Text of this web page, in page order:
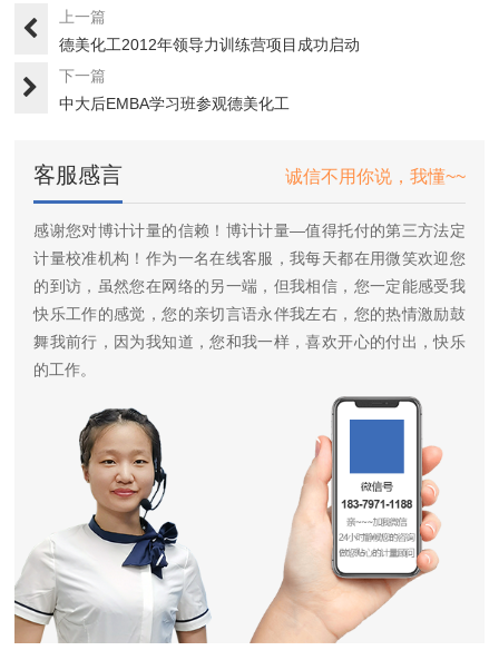
上一篇
德美化工2012年领导力训练营项目成功启动
下一篇
中大后EMBA学习班参观德美化工
客服感言 诚信不用你说，我懂~~
感谢您对博计计量的信赖！博计计量—值得托付的第三方法定
计量校准机构！作为一名在线客服，我每天都在用微笑欢迎您
的到访，虽然您在网络的另一端，但我相信，您一定能感受我
快乐工作的感觉，您的亲切言语永伴我左右，您的热情激励鼓
舞我前行，因为我知道，您和我一样，喜欢开心的付出，快乐
的工作。